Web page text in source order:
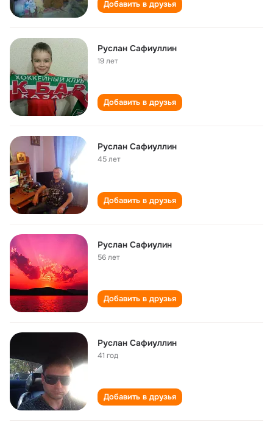
Добавить в друзья
Руслан Сафиуллин
19 лет
Добавить в друзья
Руслан Сафиуллин
45 лет
Добавить в друзья
Руслан Сафиулин
56 лет
Добавить в друзья
Руслан Сафиуллин
41 год
Добавить в друзья